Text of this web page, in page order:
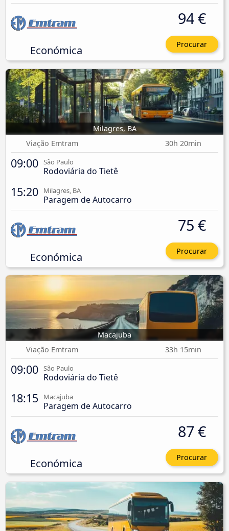
Económica
94 €
Procurar
Milagres, BA
Viação Emtram
30h 20min
09:00 São Paulo
Rodoviária do Tietê
15:20 Milagres, BA
Paragem de Autocarro
Económica
75 €
Procurar
Macajuba
Viação Emtram
33h 15min
09:00 São Paulo
Rodoviária do Tietê
18:15 Macajuba
Paragem de Autocarro
Económica
87 €
Procurar